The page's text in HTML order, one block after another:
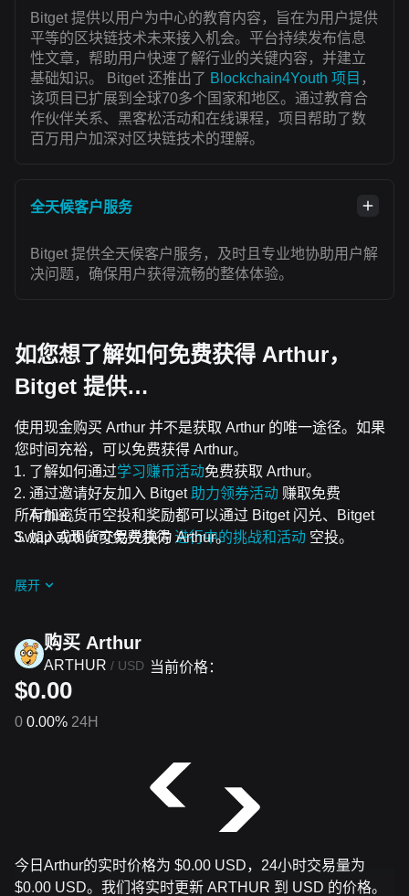
Bitget 提供以用户为中心的教育内容，旨在为用户提供
平等的区块链技术未来接入机会。平台持续发布信息
性文章，帮助用户快速了解行业的关键内容，并建立
基础知识。 Bitget 还推出了 Blockchain4Youth 项目 ，
该项目已扩展到全球70多个国家和地区。通过教育合
作伙伴关系、黑客松活动和在线课程，项目帮助了数
百万用户加深对区块链技术的理解。
全天候客户服务
Bitget 提供全天候客户服务，及时且专业地协助用户解
决问题，确保用户获得流畅的整体体验。
如您想了解如何免费获得 Arthur，
Bitget 提供…
使用现金购买 Arthur 并不是获取 Arthur 的唯一途径。如果
您时间充裕，可以免费获得 Arthur。
了解如何通过学习赚币活动免费获取 Arthur。
通过邀请好友加入 Bitget 助力领券活动 赚取免费
Arthur。
加入Arthur可免费获得进行中的挑战和活动 空投。
所有加密货币空投和奖励都可以通过 Bitget 闪兑、Bitget
Swap 或现货交易兑换为 Arthur。
展开
购买 Arthur
ARTHUR / USD 当前价格：
$0.00
0 0.00% 24H
今日Arthur的实时价格为 $0.00 USD，24小时交易量为
$0.00 USD。我们将实时更新 ARTHUR 到 USD 的价格。